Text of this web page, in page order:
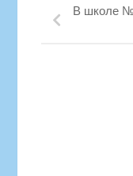
В школе